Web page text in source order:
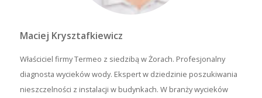
Maciej Krysztafkiewicz
Właściciel firmy Termeo z siedzibą w Żorach. Profesjonalny
diagnosta wycieków wody. Ekspert w dziedzinie poszukiwania
nieszczelności z instalacji w budynkach. W branży wycieków